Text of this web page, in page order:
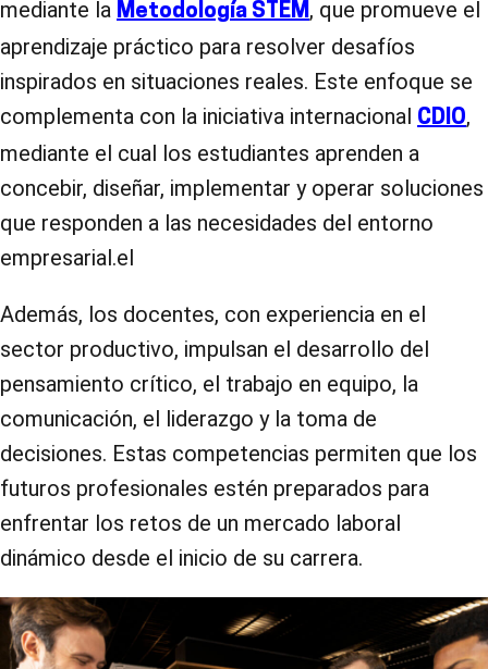
mediante la Metodología STEM, que promueve el
aprendizaje práctico para resolver desafíos
inspirados en situaciones reales. Este enfoque se
complementa con la iniciativa internacional CDIO,
mediante el cual los estudiantes aprenden a
concebir, diseñar, implementar y operar soluciones
que responden a las necesidades del entorno
empresarial.el
Además, los docentes, con experiencia en el
sector productivo, impulsan el desarrollo del
pensamiento crítico, el trabajo en equipo, la
comunicación, el liderazgo y la toma de
decisiones. Estas competencias permiten que los
futuros profesionales estén preparados para
enfrentar los retos de un mercado laboral
dinámico desde el inicio de su carrera.